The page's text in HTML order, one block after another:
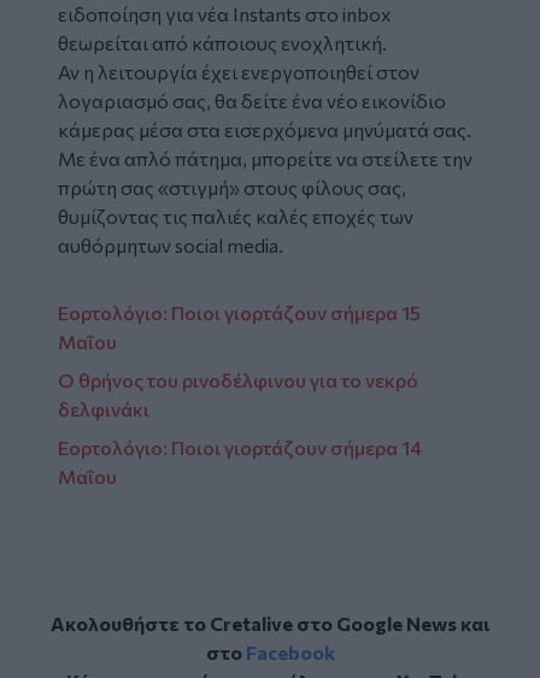
ειδοποίηση για νέα Instants στο inbox
θεωρείται από κάποιους ενοχλητική.
Αν η λειτουργία έχει ενεργοποιηθεί στον
λογαριασμό σας, θα δείτε ένα νέο εικονίδιο
κάμερας μέσα στα εισερχόμενα μηνύματά σας.
Με ένα απλό πάτημα, μπορείτε να στείλετε την
πρώτη σας «στιγμή» στους φίλους σας,
θυμίζοντας τις παλιές καλές εποχές των
αυθόρμητων social media.
Εορτολόγιο: Ποιοι γιορτάζουν σήμερα 15
Μαΐου
Ο θρήνος του ρινοδέλφινου για το νεκρό
δελφινάκι
Εορτολόγιο: Ποιοι γιορτάζουν σήμερα 14
Μαΐου
Ακολουθήστε το Cretalive στο Google Newsκαι
στο Facebook